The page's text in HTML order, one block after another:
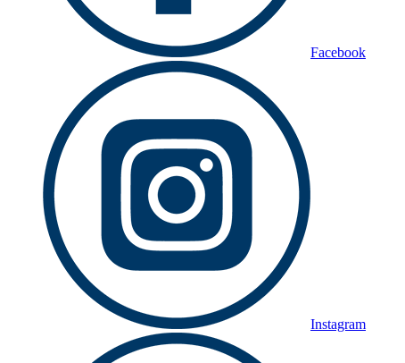
Facebook
Instagram